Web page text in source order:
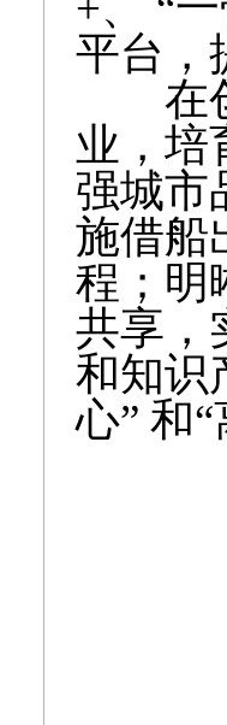
平台，
在创
业，培
强城市
施借船
程；明
共享，
和知识
心” 和